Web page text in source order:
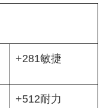
+281敏捷
+512耐力